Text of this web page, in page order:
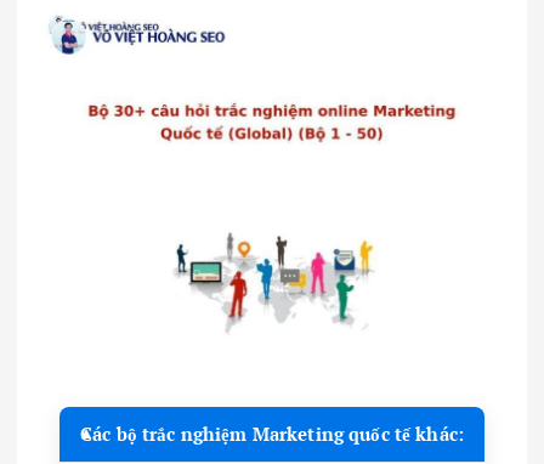
Các bộ trắc nghiệm Marketing quốc tế khác: